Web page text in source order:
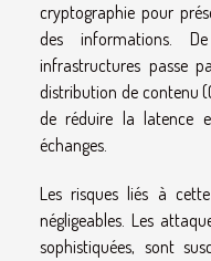
cryptographie pour
des informations.
infrastructures passe
distribution de contenu
de réduire la latence
échanges.
Les risques liés à
négligeables. Les
sophistiquées, sont